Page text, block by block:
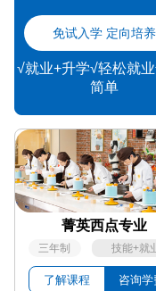
免试入学 定向培养
√就业+升学√轻松就
简单
菁英西点专业
三年制 技能+就
了解课程 咨询学